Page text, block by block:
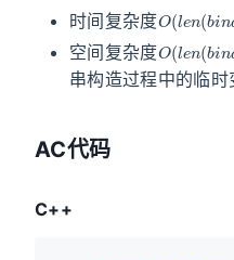
时间复杂度
空间复杂度
O (len(bi
串构造过程中的临时
AC代码
C++